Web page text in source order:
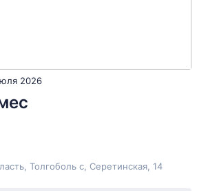
2026
Толгоболь с, Серетинская, 14